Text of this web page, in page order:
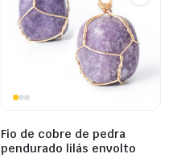
Fio de cobre de pedra
pendurado lilás envolto